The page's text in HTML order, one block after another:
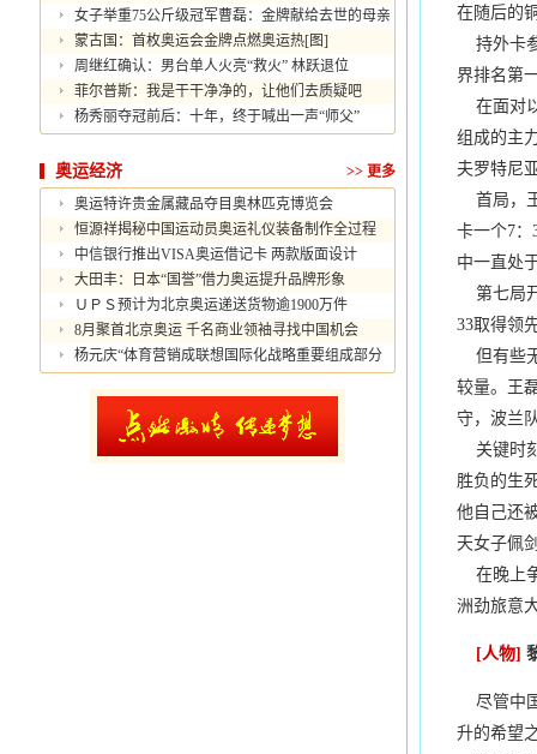
女子举重75公斤级冠军曹磊：金牌献给去世的母亲
蒙古国：首枚奥运会金牌点燃奥运热[图]
周继红确认：男台单人火亮“救火” 林跃退位
菲尔普斯：我是干干净净的，让他们去质疑吧
杨秀丽夺冠前后：十年，终于喊出一声“师父”
奥运经济 >> 更多
奥运特许贵金属藏品夺目奥林匹克博览会
恒源祥揭秘中国运动员奥运礼仪装备制作全过程
中信银行推出VISA奥运借记卡 两款版面设计
大田丰：日本“国誉”借力奥运提升品牌形象
ＵＰＳ预计为北京奥运递送货物逾1900万件
8月聚首北京奥运 千名商业领袖寻找中国机会
杨元庆“体育营销成联想国际化战略重要组成部分
在随后的
持外卡
界排名第
在面对
组成的主
夫罗特尼
首局，
卡一个7：
中一直处
第七局
33取得领
但有些
较量。王
守，波兰
关键时
胜负的生
他自己还
天女子佩
在晚上
洲劲旅意
[人物]
尽管中
升的希望